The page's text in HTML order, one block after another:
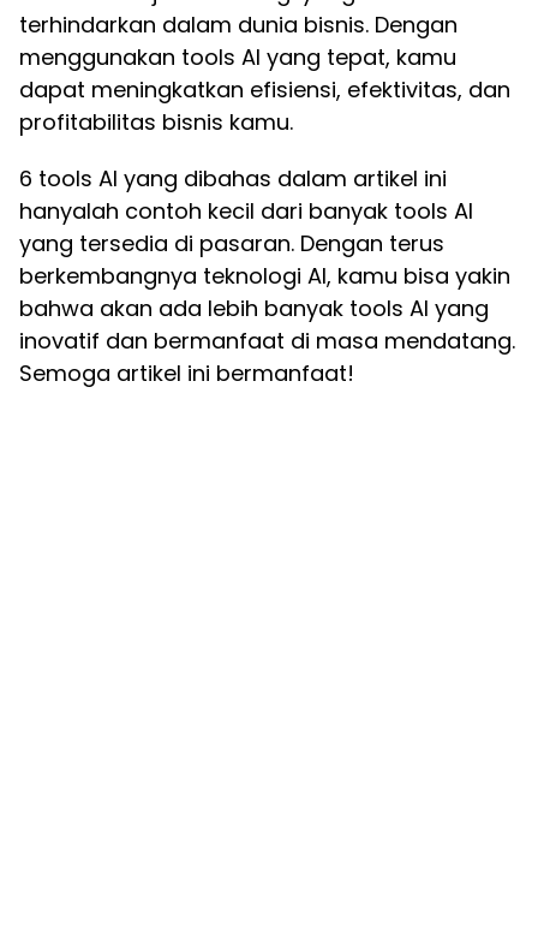
terhindarkan dalam dunia bisnis. Dengan
menggunakan tools AI yang tepat, kamu
dapat meningkatkan efisiensi, efektivitas, dan
profitabilitas bisnis kamu.
6 tools AI yang dibahas dalam artikel ini
hanyalah contoh kecil dari banyak tools AI
yang tersedia di pasaran. Dengan terus
berkembangnya teknologi AI, kamu bisa yakin
bahwa akan ada lebih banyak tools AI yang
inovatif dan bermanfaat di masa mendatang.
Semoga artikel ini bermanfaat!